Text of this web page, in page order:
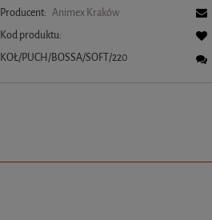
Producent: Animex Kraków
Kod produktu:
KOŁ/PUCH/BOSSA/SOFT/220